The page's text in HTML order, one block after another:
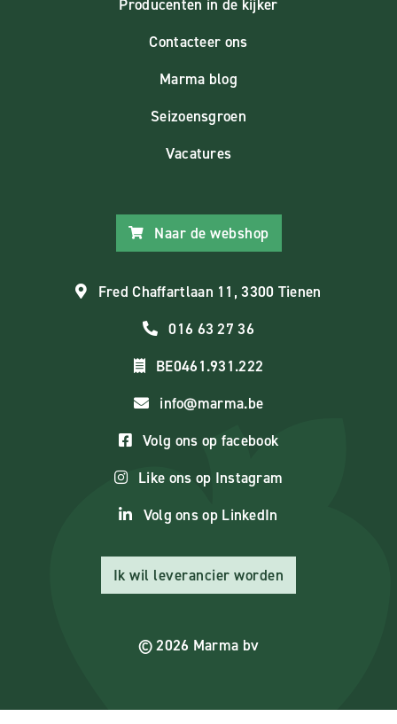
Producenten in de kijker
Contacteer ons
Marma blog
Seizoensgroen
Vacatures
Naar de webshop
Fred Chaffartlaan 11, 3300 Tienen
016 63 27 36
BE0461.931.222
info@marma.be
Volg ons op facebook
Like ons op Instagram
Volg ons op LinkedIn
Ik wil leverancier worden
© 2026 Marma bv